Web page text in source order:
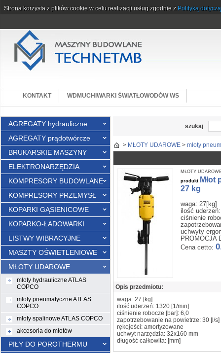
KONTAKT WDMUCHIWARKI ŚWIATŁOWODÓW WS
AGREGATY hydrauliczne
AGREGATY prądotwórcze
BRUKARSKIE MASZYNY
ELEKTRONARZĘDZIA
KOMPRESORY BUDOWLANE
KOMPRESORY PRZEMYSŁ
KOPARKI GĄSIENICOWE
KOPARKO-ŁADOWARKI
LISTWY WIBRACYJNE
MASZTY OŚWIETLENIOWE
MŁOTY UDAROWE
młoty hydrauliczne ATLAS
COPCO
młoty pneumatyczne ATLAS
COPCO
młoty spalinowe ATLAS COPCO
akcesoria do młotów
PIŁY DO POROTHERMU
szukaj
> MŁOTY UDAROWE > młoty
MŁOTY
produkt Młot
27 kg
waga: 27[kg]
ilość
ciśnienie
uchwyty
PROMOCJA
Cena cetto:
Opis przedmiotu:
waga: 27 [kg]
ilość uderzeń: 1320 [1/min]
ciśnienie robocze [bar]: 6,0
zapotrzebowanie na powietrze: 30 [l/s]
rękojeści: amortyzowane
uchwyt narzędzia: 32x160 mm
długość całkowita: [mm]
Strona korzysta z plików cookie w celu realizacji usług zgodnie z Polityką